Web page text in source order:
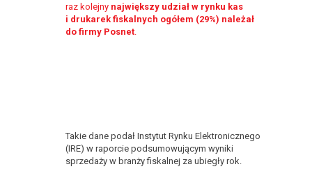
raz kolejny największy udział w rynku kas
i drukarek fiskalnych ogółem (29%) należał
do firmy Posnet
Takie dane podał Instytut Rynku Elektronicznego
(IRE) w raporcie podsumowującym wyniki
sprzedaży w branży fiskalnej za ubiegły rok.